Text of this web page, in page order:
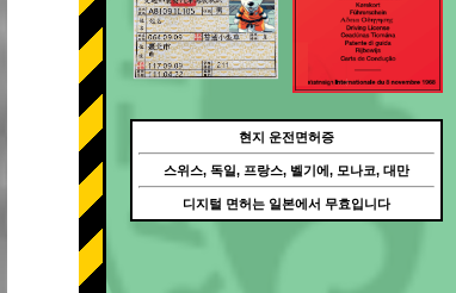
현지 운전면허증
스위스, 독일, 프랑스, 벨기에, 모나코, 대만
디지털 면허는 일본에서 무효입니다